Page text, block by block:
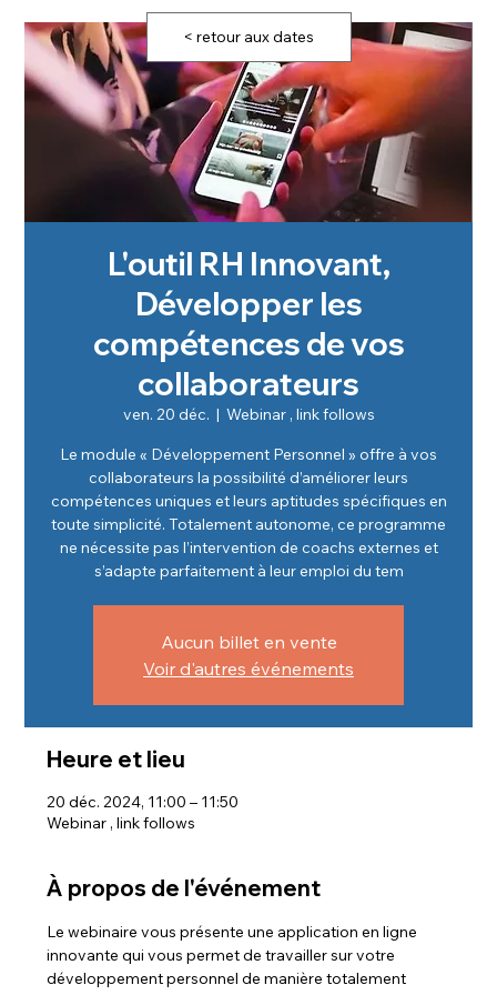
L'outil RH Innovant,
Développer les
compétences de vos
collaborateurs
ven. 20 déc.
  |
Webinar , link follows
Le module « Développement Personnel » offre à vos
collaborateurs la possibilité d’améliorer leurs
compétences uniques et leurs aptitudes spécifiques en
toute simplicité. Totalement autonome, ce programme
ne nécessite pas l’intervention de coachs externes et
s’adapte parfaitement à leur emploi du tem
Aucun billet en vente
Voir d'autres événements
Heure et lieu
20 déc. 2024, 11:00 – 11:50
Webinar , link follows
À propos de l'événement
Le webinaire vous présente une application en ligne
innovante qui vous permet de travailler sur votre
développement personnel de manière totalement
< retour aux dates